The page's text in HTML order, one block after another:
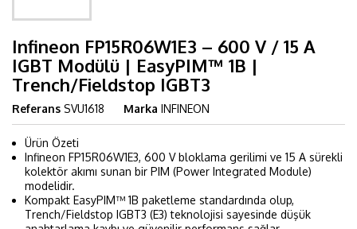
Infineon FP15R06W1E3 – 600 V / 15 A
IGBT Modülü | EasyPIM™ 1B |
Trench/Fieldstop IGBT3
Referans SVU1618 Marka INFINEON
Ürün Özeti
Infineon FP15R06W1E3, 600 V bloklama gerilimi ve 15 A sürekli
kolektör akımı sunan bir PIM (Power Integrated Module)
modelidir.
Kompakt EasyPIM™ 1B paketleme standardında olup,
Trench/Fieldstop IGBT3 (E3) teknolojisi sayesinde düşük